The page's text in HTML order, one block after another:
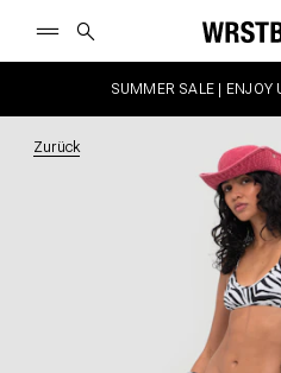
SUMMER SALE | ENJOY
Zurück